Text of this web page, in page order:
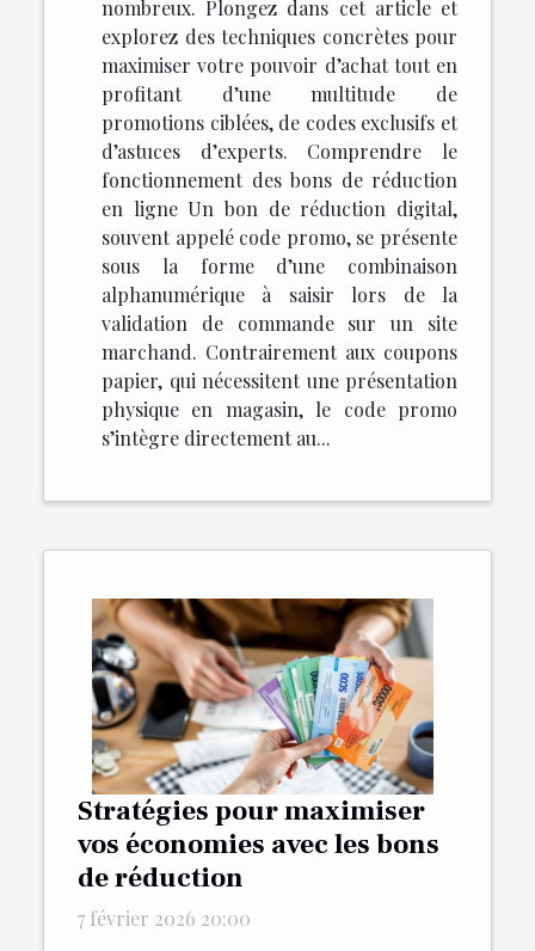
nombreux. Plongez dans cet article et
explorez des techniques concrètes pour
maximiser votre pouvoir d’achat tout en
profitant d’une multitude de
promotions ciblées, de codes exclusifs et
d’astuces d’experts. Comprendre le
fonctionnement des bons de réduction
en ligne Un bon de réduction digital,
souvent appelé code promo, se présente
sous la forme d’une combinaison
alphanumérique à saisir lors de la
validation de commande sur un site
marchand. Contrairement aux coupons
papier, qui nécessitent une présentation
physique en magasin, le code promo
s’intègre directement au...
Stratégies pour maximiser
vos économies avec les bons
de réduction
7 février 2026 20:00